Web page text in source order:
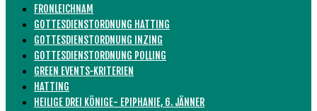
FRONLEICHNAM
GOTTESDIENSTORDNUNG HATTING
GOTTESDIENSTORDNUNG INZING
GOTTESDIENSTORDNUNG POLLING
GREEN EVENTS-KRITERIEN
HATTING
HEILIGE DREI KÖNIGE- EPIPHANIE, 6. JÄNNER